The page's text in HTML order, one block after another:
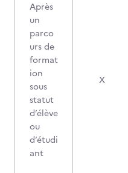
Après
un
parco
urs de
format
ion
sous
statut
d’élève
ou
d’étudi
ant
X